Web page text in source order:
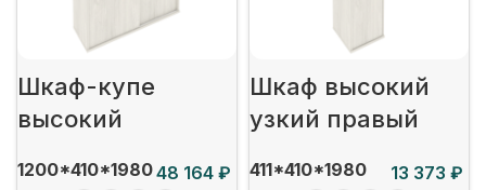
Шкаф-купе
высокий
1200*410*1980
₽
Шкаф высокий
узкий правый
411*410*1980
₽